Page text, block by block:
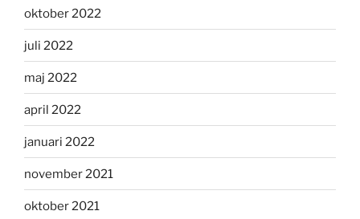
oktober 2022
juli 2022
maj 2022
april 2022
januari 2022
november 2021
oktober 2021